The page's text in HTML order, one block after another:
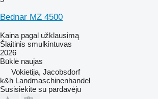
Bednar MZ 4500
Kaina pagal užklausimą
Šlaitinis smulkintuvas
2026
Būklė naujas
Vokietija, Jacobsdorf
k&h Landmaschinenhandel
Susisiekite su pardavėju